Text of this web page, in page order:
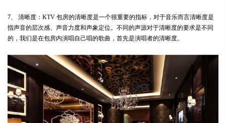
7、 清晰度：KTV 包房的清晰度是一个很重要的指标，对于音乐而言清晰度是
指声音的层次感、声音力度和声象定位。不同的声源对于清晰度的要求是不同
的，我们是在包房内演唱自己唱的歌曲，首先是演唱者的清晰度。